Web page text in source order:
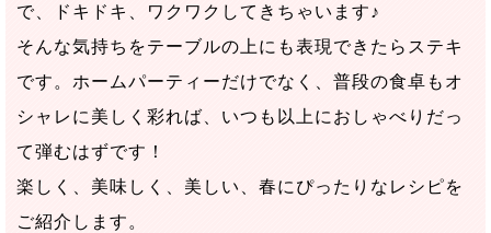
で、ドキドキ、ワクワクしてきちゃいます♪
そんな気持ちをテーブルの上にも表現できたらステキ
です。ホームパーティーだけでなく、普段の食卓もオ
シャレに美しく彩れば、いつも以上におしゃべりだっ
て弾むはずです！
楽しく、美味しく、美しい、春にぴったりなレシピを
ご紹介します。